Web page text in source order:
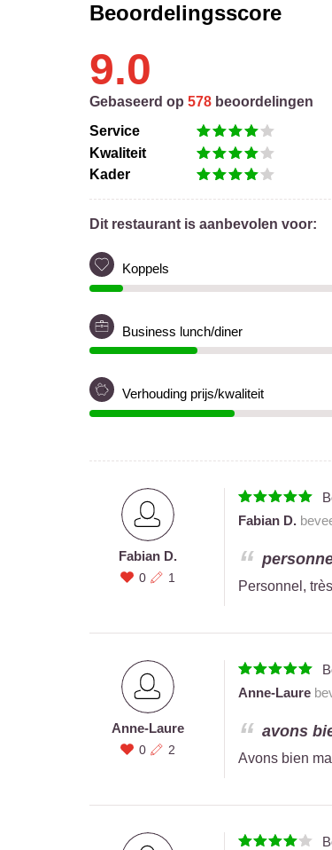
Beoordelingsscore
9.0
Gebaseerd op 578 beoordelingen
Service
Kwaliteit
Kader
Dit restaurant is aanbevolen voor:
Koppels
Business lunch/diner
Verhouding prijs/kwaliteit
Fabian D.
0 1
Fabian D.
Personnel,
Anne-Laure
0 2
Anne-Laure
avons
Avons bien